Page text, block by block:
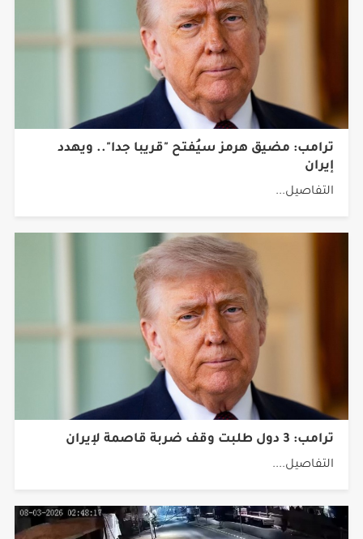
ترامب: مضيق هرمز سيُفتح "قريبا جدا".. ويهدد
إيران
التفاصيل...
ترامب: 3 دول طلبت وقف ضربة قاصمة لإيران
التفاصيل....